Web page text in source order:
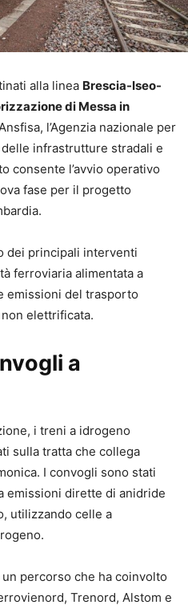
alla linea Brescia-Iseo-
di Messa in
l’Agenzia nazionale per
infrastrutture stradali e
consente l’avvio operativo
fase per il progetto
dei principali interventi
ferroviaria alimentata a
emissioni del trasporto
elettrificata.
a
i treni a idrogeno
sulla tratta che collega
I convogli sono stati
emissioni dirette di anidride
utilizzando celle a
un percorso che ha coinvolto
Trenord, Alstom e